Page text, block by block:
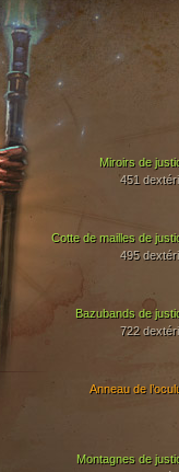
Cotte de mailles de
495
Bazubands de
722
Miroirs de
451
Montagnes de
Anneau de